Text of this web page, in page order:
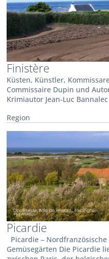
Finistère
Küsten, Künstler,
Commissaire Dupin und
Krimiautor Jean-Luc
Region
Picardie
Picardie –
Gemüsegärten Die Picardie